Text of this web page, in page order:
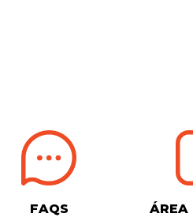
FAQS ÁREA